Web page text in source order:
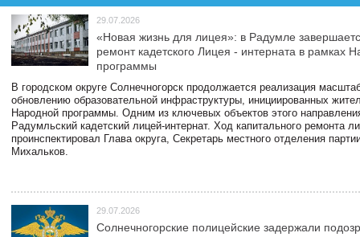
29.07.2026
«Новая жизнь для лицея»: в Радумле
ремонт кадетского Лицея - интерната в рамках
программы
В городском округе Солнечногорск продолжается реализация
обновлению образовательной инфраструктуры, инициированных
Народной программы. Одним из ключевых объектов этого
Радумльский кадетский лицей-интернат. Ход капитального ремонта
проинспектировал Глава округа, Секретарь местного отделения
Михальков.
29.07.2026
Солнечногорские полицейские задержали